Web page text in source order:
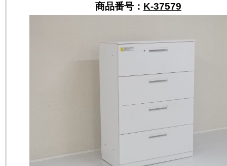
商品番号： K-37579